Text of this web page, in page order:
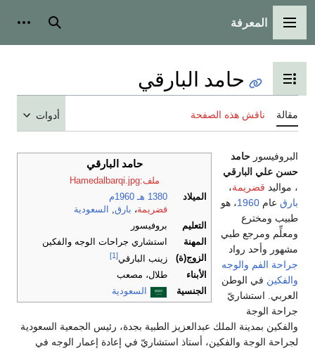
القائمة الرئيسية
المعرفة بحث
تبديل عرض جدول المحتويات
حامد البارقي
مقالة ناقش هذه الصفحة أدوات
حامد البارقي
ملف:Hamedalbarqi.jpg
الميلاد
1380 هـ
1960م
قضريمة، بارق,
السعودية
التعليم
بروفيسور
المهنة
استشاري جراحات الوجه والفكين
الزوج(ة)
زينب البارقي[1]
الأبناء
طلال، مصعب
الجنسية
السعودية
البروفيسور حامد
حسن علي البارقي
، مواليد قضريمة،
بارق عام 1960، هو
طبيب ومخترع
ومعلِّم ومرجع طبي
مشهور وأحد رواد
جراحة الفم والوجه
والفكين في الوطن
العربي. استشاريّ
جراحة الوجة
والفكين بمدينة الملك عبدالعزيز الطبية بجدة، رئيس الجمعية السعودية
لجراحة الوجة والفكين، أستاذ استشاريّ في إعادة إعمار الوجه في